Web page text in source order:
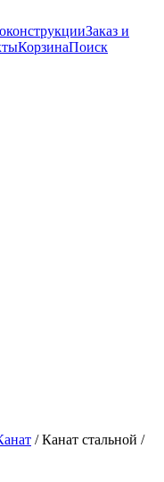
Заказ и
КорзинаПоиск
/Канат стальной /